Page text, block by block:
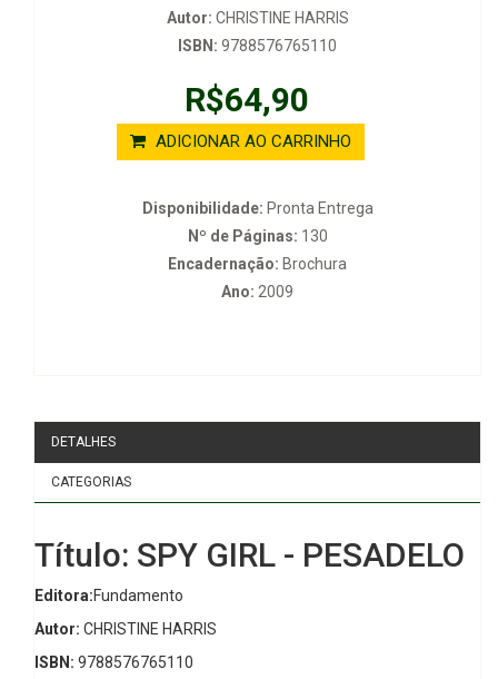
Autor: CHRISTINE HARRIS
ISBN: 9788576765110
R$64,90
ADICIONAR AO CARRINHO
Disponibilidade: Pronta Entrega
Nº de Páginas: 130
Encadernação: Brochura
Ano: 2009
DETALHES
CATEGORIAS
Título: SPY GIRL - PESADELO
Editora:Fundamento
Autor: CHRISTINE HARRIS
ISBN: 9788576765110